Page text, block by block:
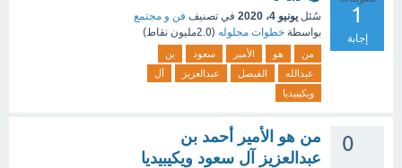
1
إجابة
سُئل يونيو 4، 2020 في تصنيف فن و مجتمع
بواسطة خطوات محلوله (2.0مليون نقاط)
من هو الأمير سعود
بن
عبدالله
الفيصل عبدالعزيز
آل
ويكيبيديا
0
من هو الأمير أحمد بن
عبدالعزيز آل سعود ويكيبيديا